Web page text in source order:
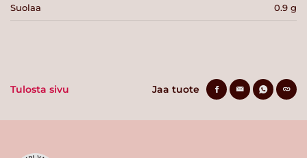
Suolaa 0.9 g
Tulosta sivu Jaa tuote